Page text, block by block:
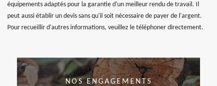
équipements adaptés pour la garantie d'un meilleur rendu de travail. Il
peut aussi établir un devis sans qu'il soit nécessaire de payer de l'argent.
Pour recueillir d'autres informations, veuillez le téléphoner directement.
NOS ENGAGEMENTS